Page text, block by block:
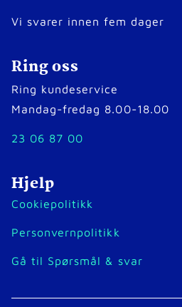
Vi svarer innen fem dager
Ring oss
Ring kundeservice
Mandag-fredag 8.00-18.00
23 06 87 00
Hjelp
Cookiepolitikk
Personvernpolitikk
Gå til Spørsmål & svar